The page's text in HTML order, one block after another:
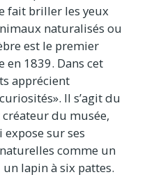
fait briller les yeux
naturalisés ou
est le premier
en 1839. Dans cet
apprécient
Il s’agit du
du musée,
sur ses
comme un
lapin à six pattes.